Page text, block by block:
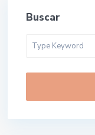
Buscar